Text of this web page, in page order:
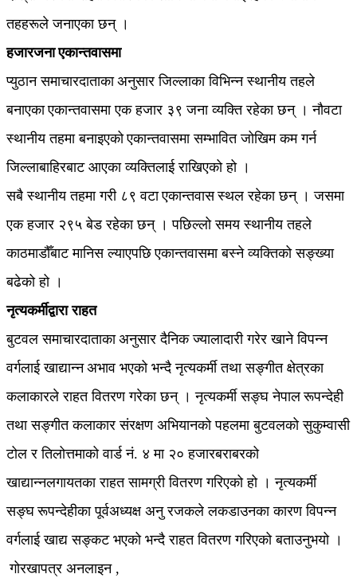
तहहरूले जनाएका छन् ।
हजारजना एकान्तवासमा
प्युठान समाचारदाताका अनुसार जिल्लाका विभिन्न स्थानीय तहले
बनाएका एकान्तवासमा एक हजार ३९ जना व्यक्ति रहेका छन् । नौवटा
स्थानीय तहमा बनाइएको एकान्तवासमा सम्भावित जोखिम कम गर्न
जिल्लाबाहिरबाट आएका व्यक्तिलाई राखिएको हो ।
सबै स्थानीय तहमा गरी ८९ वटा एकान्तवास स्थल रहेका छन् । जसमा
एक हजार २९५ बेड रहेका छन् । पछिल्लो समय स्थानीय तहले
काठमाडौँबाट मानिस ल्याएपछि एकान्तवासमा बस्ने व्यक्तिको सङ्ख्या
बढेको हो ।
नृत्यकर्मीद्वारा राहत
बुटवल समाचारदाताका अनुसार दैनिक ज्यालादारी गरेर खाने विपन्न
वर्गलाई खाद्यान्न अभाव भएको भन्दै नृत्यकर्मी तथा सङ्गीत क्षेत्रका
कलाकारले राहत वितरण गरेका छन् । नृत्यकर्मी सङ्घ नेपाल रूपन्देही
तथा सङ्गीत कलाकार संरक्षण अभियानको पहलमा बुटवलको सुकुम्वासी
टोल र तिलोत्तमाको वार्ड नं. ४ मा २० हजारबराबरको
खाद्यान्नलगायतका राहत सामग्री वितरण गरिएको हो । नृत्यकर्मी
सङ्घ रूपन्देहीका पूर्वअध्यक्ष अनु रजकले लकडाउनका कारण विपन्न
वर्गलाई खाद्य सङ्कट भएको भन्दै राहत वितरण गरिएको बताउनुभयो ।
गोरखापत्र अनलाइन ,